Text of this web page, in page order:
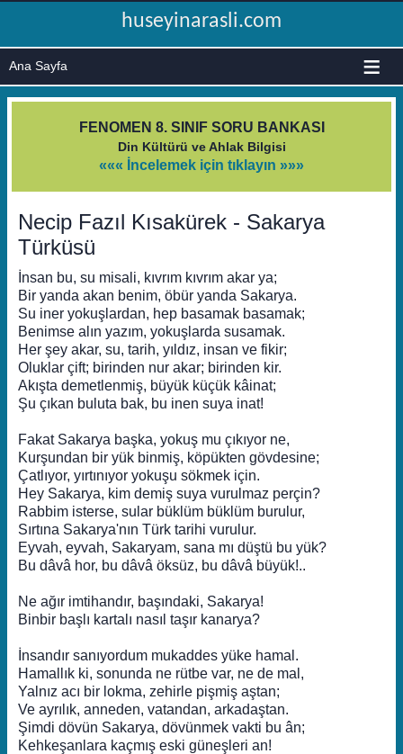
huseyinarasli.com
≡
FENOMEN 8. SINIF SORU BANKASI
Din Kültürü ve Ahlak Bilgisi
««« İncelemek için tıklayın »»»
Necip Fazıl Kısakürek - Sakarya
Türküsü
İnsan bu, su misali, kıvrım kıvrım akar ya;
Bir yanda akan benim, öbür yanda Sakarya.
Su iner yokuşlardan, hep basamak basamak;
Benimse alın yazım, yokuşlarda susamak.
Her şey akar, su, tarih, yıldız, insan ve fikir;
Oluklar çift; birinden nur akar; birinden kir.
Akışta demetlenmiş, büyük küçük kâinat;
Şu çıkan buluta bak, bu inen suya inat!
Fakat Sakarya başka, yokuş mu çıkıyor ne,
Kurşundan bir yük binmiş, köpükten gövdesine;
Çatlıyor, yırtınıyor yokuşu sökmek için.
Hey Sakarya, kim demiş suya vurulmaz perçin?
Rabbim isterse, sular büklüm büklüm burulur,
Sırtına Sakarya'nın Türk tarihi vurulur.
Eyvah, eyvah, Sakaryam, sana mı düştü bu yük?
Bu dâvâ hor, bu dâvâ öksüz, bu dâvâ büyük!..
Ne ağır imtihandır, başındaki, Sakarya!
Binbir başlı kartalı nasıl taşır kanarya?
İnsandır sanıyordum mukaddes yüke hamal.
Hamallık ki, sonunda ne rütbe var, ne de mal,
Yalnız acı bir lokma, zehirle pişmiş aştan;
Ve ayrılık, anneden, vatandan, arkadaştan.
Şimdi dövün Sakarya, dövünmek vakti bu ân;
Kehkeşanlara kaçmış eski güneşleri an!